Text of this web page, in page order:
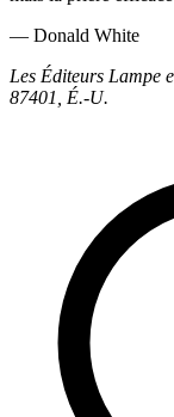
— Donald White
Les Éditeurs Lampe
87401, É.-U.